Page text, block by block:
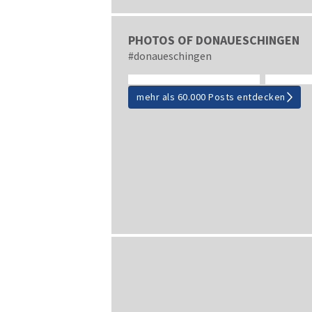
PHOTOS OF DONAUESCHINGEN
#donaueschingen
mehr als 60.000 Posts entdecken